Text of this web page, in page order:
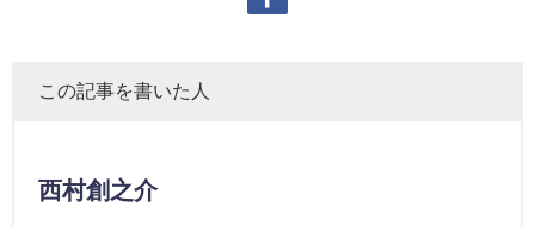
この記事を書いた人
西村創之介